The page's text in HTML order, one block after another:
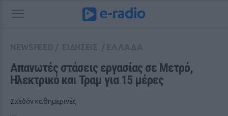
Απανωτές στάσεις εργασίας σε Μετρό,
Ηλεκτρικό και Τραμ για 15 μέρες
Σχεδόν καθημερινές